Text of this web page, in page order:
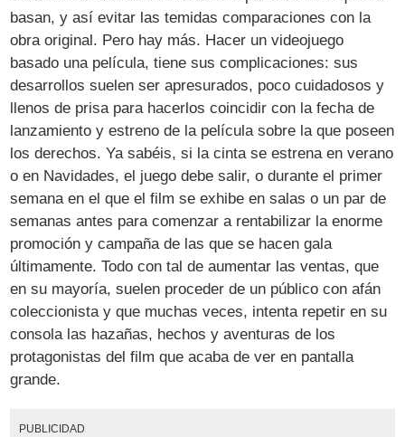
basan, y así evitar las temidas comparaciones con la
obra original. Pero hay más. Hacer un videojuego
basado una película, tiene sus complicaciones: sus
desarrollos suelen ser apresurados, poco cuidadosos y
llenos de prisa para hacerlos coincidir con la fecha de
lanzamiento y estreno de la película sobre la que poseen
los derechos. Ya sabéis, si la cinta se estrena en verano
o en Navidades, el juego debe salir, o durante el primer
semana en el que el film se exhibe en salas o un par de
semanas antes para comenzar a rentabilizar la enorme
promoción y campaña de las que se hacen gala
últimamente. Todo con tal de aumentar las ventas, que
en su mayoría, suelen proceder de un público con afán
coleccionista y que muchas veces, intenta repetir en su
consola las hazañas, hechos y aventuras de los
protagonistas del film que acaba de ver en pantalla
grande.
PUBLICIDAD